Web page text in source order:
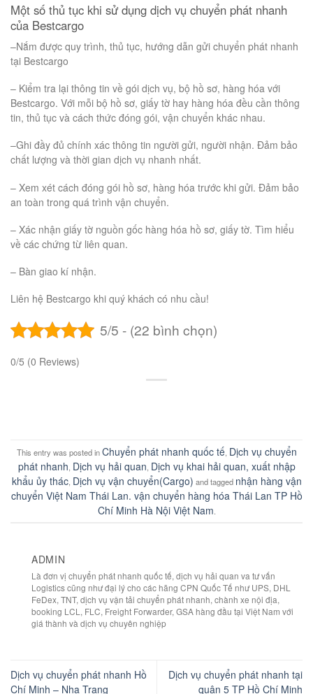
Một số thủ tục khi sử dụng dịch vụ chuyển phát nhanh
của Bestcargo
–Nắm được quy trình, thủ tục, hướng dẫn gửi chuyển phát nhanh
tại Bestcargo
– Kiểm tra lại thông tin về gói dịch vụ, bộ hồ sơ, hàng hóa với
Bestcargo. Với mỗi bộ hồ sơ, giấy tờ hay hàng hóa đều cần thông
tin, thủ tục và cách thức đóng gói, vận chuyển khác nhau.
–Ghi đầy đủ chính xác thông tin người gửi, người nhận. Đảm bảo
chất lượng và thời gian dịch vụ nhanh nhất.
– Xem xét cách đóng gói hồ sơ, hàng hóa trước khi gửi. Đảm bảo
an toàn trong quá trình vận chuyển.
– Xác nhận giấy tờ nguồn gốc hàng hóa hồ sơ, giấy tờ. Tìm hiểu
về các chứng từ liên quan.
– Bàn giao kí nhận.
Liên hệ Bestcargo khi quý khách có nhu cầu!
5/5 - (22 bình chọn)
0/5 (0 Reviews)
This entry was posted inChuyển phát nhanh quốc tế, Dịch vụ chuyển
phát nhanh Dịch vụ hải quan Dịch vụ khai hải quan, xuất nhập
khẩu ủy thác, Dịch vụ vận chuyển(Cargo) and tagged nhận hàng vận
chuyển Việt Nam Thái Lan. vận chuyển hàng hóa Thái Lan TP Hồ
Chí Minh Hà Nội Việt Nam
ADMIN
Là đơn vị chuyển phát nhanh quốc tế, dịch vụ hải quan va tư vấn
Logistics cũng như đại lý cho các hãng CPN Quốc Tế như UPS, DHL
FeDex, TNT, dịch vụ vận tải chuyển phát nhanh, chành xe nội địa,
booking LCL, FLC, Freight Forwarder, GSA hàng đầu tại Việt Nam với
giá thành và dịch vụ chuyên nghiệp
Dịch vụ chuyển phát nhanh Hồ
Chí Minh – Nha Trang
Dịch vụ chuyển phát nhanh tại
quận 5 TP Hồ Chí Minh